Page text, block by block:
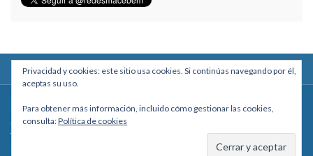
Calle Macario Pinilla # 2588 esq. Av. Arce, Edificio Arcadia, Mezzanine, Of. 101
- La Paz, Bolivia
Teléfono: +591 2431818 - Celular: +591 73027636
Privacidad y cookies: este sitio usa cookies. Si continúas navegando por él,
aceptas su uso.
Para obtener más información, incluido cómo gestionar las cookies,
consulta:Política de cookies